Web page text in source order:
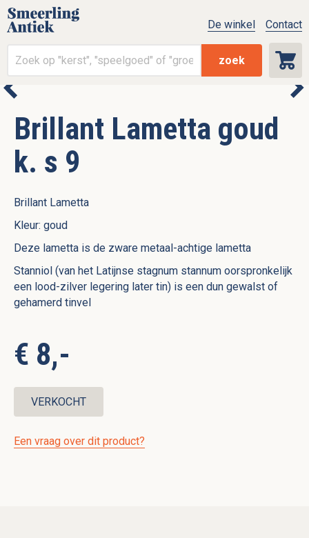
zoek
De winkel Contact
Brillant Lametta goud
k. s 9
Brillant Lametta
Kleur: goud
Deze lametta is de zware metaal-achtige lametta
Stanniol (van het Latijnse stagnum stannum oorspronkelijk
een lood-zilver legering later tin) is een dun gewalst of
gehamerd tinvel
€ 8,-
VERKOCHT
Een vraag over dit product?